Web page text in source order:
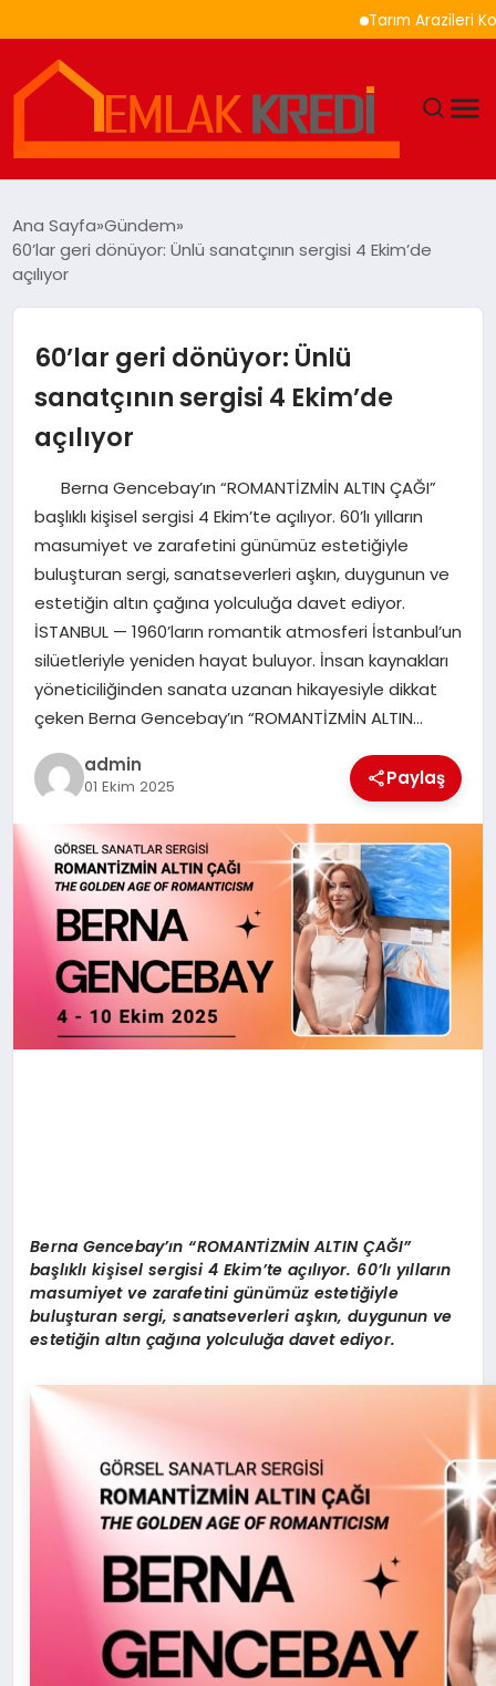
Tarım Arazileri
EKONOMI
MAGAZIN
SAĞLIK
SIYASET
SPOR
TEKNOLOJI
YAŞAM
Ana Sayfa Gündem
60’lar geri dönüyor: Ünlü sanatçının sergisi 4 Ekim’de
açılıyor
60’lar geri dönüyor: Ünlü
sanatçının sergisi 4 Ekim’de
açılıyor
Berna Gencebay’ın “ROMANTİZMİN ALTIN ÇAĞI”
başlıklı kişisel sergisi 4 Ekim’te açılıyor. 60’lı yılların
masumiyet ve zarafetini günümüz estetiğiyle
buluşturan sergi, sanatseverleri aşkın, duygunun ve
estetiğin altın çağına yolculuğa davet ediyor.
İSTANBUL — 1960’ların romantik atmosferi İstanbul’un
silüetleriyle yeniden hayat buluyor. İnsan kaynakları
yöneticiliğinden sanata uzanan hikayesiyle dikkat
çeken Berna Gencebay’ın “ROMANTİZMİN ALTIN…
admin
01 Ekim 2025 Paylaş
Berna Gencebay’ın “ROMANTİZMİN ALTIN ÇAĞI”
başlıklı kişisel sergisi 4 Ekim’te açılıyor. 60’lı yılların
masumiyet ve zarafetini günümüz estetiğiyle
buluşturan sergi, sanatseverleri aşkın, duygunun ve
estetiğin altın çağına yolculuğa davet ediyor.